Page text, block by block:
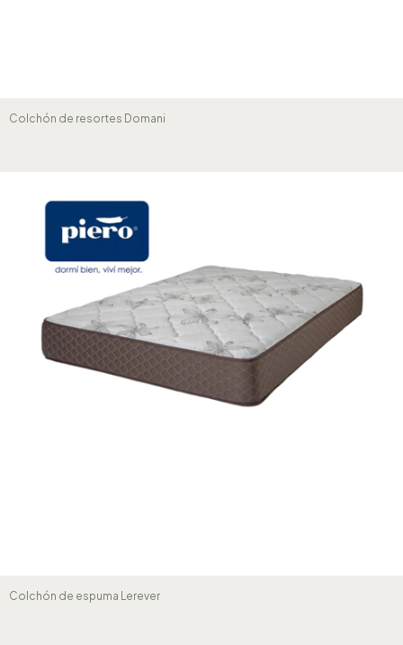
Colchón de resortes Domani
Colchón de espuma Lerever